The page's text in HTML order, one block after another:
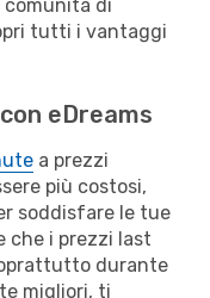
di
tutti i vantaggi
eDreams
a prezzi
più costosi,
soddisfare le tue
che i prezzi last
durante
migliori, ti